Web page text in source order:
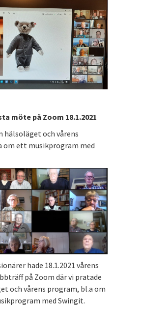
möte på Zoom 18.1.2021
hälsoläget och vårens
om ett musikprogram med
hade 18.1.2021 vårens
på Zoom där vi pratade
och vårens program, bl.a om
med Swingit.